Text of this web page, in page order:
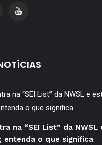
na “SEI List” da
entenda o que significa